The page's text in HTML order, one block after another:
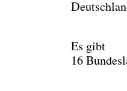
Es gibt
16